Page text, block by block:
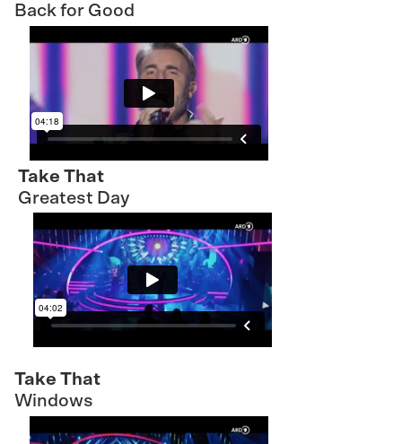
Back for Good
Take That
Greatest Day
Take That
Windows